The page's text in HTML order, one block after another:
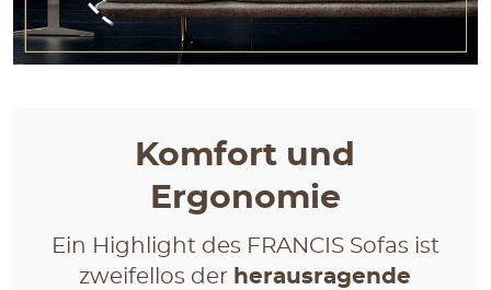
Komfort und
Ergonomie
Ein Highlight des FRANCIS Sofas ist
zweifellos der herausragende